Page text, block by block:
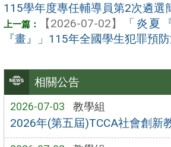
相關公告
2026-07-03 教學組
2026年(第五屆)TCCA社會創新
115學年度專任輔導員第2次遴選
【2026-07-02】
「炎夏
『畫』」115年全國學生犯罪預